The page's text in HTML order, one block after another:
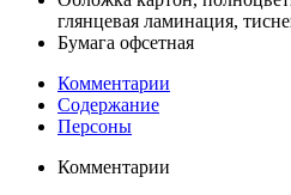
глянцевая ламинация,
Бумага офсетная
Комментарии
Содержание
Персоны
Комментарии